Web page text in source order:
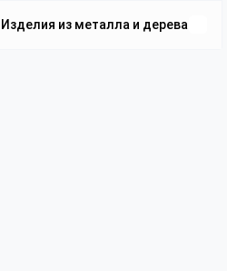
Терраса
Столы Лофт
Изделия из металла и дерева